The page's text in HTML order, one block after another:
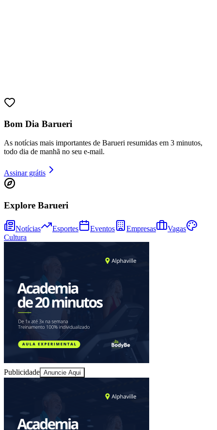
Athletico-PR
Bragantino
Bom Dia Barueri
As notícias mais importantes de Barueri resumidas em 3 minutos,
todo dia de manhã no seu e-mail.
Assinar grátis
Explore Barueri
Notícias Esportes Eventos Empresas
Vagas
Cultura
Publicidade Anuncie Aqui